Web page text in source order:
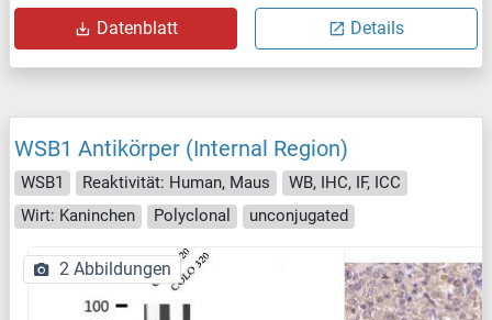
Datenblatt Details
WSB1 Antikörper (Internal Region)
WSB1 Reaktivität: Human, Maus
WB, IHC, IF, ICC
Wirt: Kaninchen
Polyclonal unconjugated
2 Abbildungen